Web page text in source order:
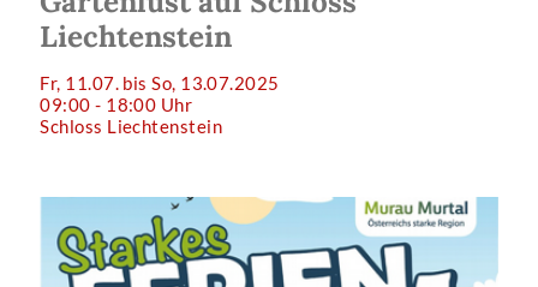
Liechtenstein
Fr, 11.07. bis So, 13.07.2025
09:00 - 18:00 Uhr
Schloss Liechtenstein